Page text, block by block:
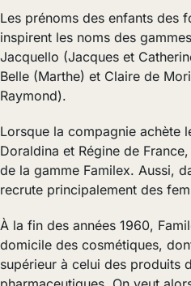
Les prénoms des enfants des
inspirent les noms des
Jacquello (Jacques et
Belle (Marthe) et Claire de
Raymond).
Lorsque la compagnie achète
Doraldina et Régine de
de la gamme Familex. Aussi,
recrute principalement des
À la fin des années 1960,
domicile des cosmétiques,
supérieur à celui des produits